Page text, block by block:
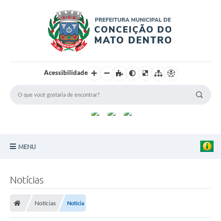
Acessibilidade
MENU
Turismo
Notícias
Notícias Notícia